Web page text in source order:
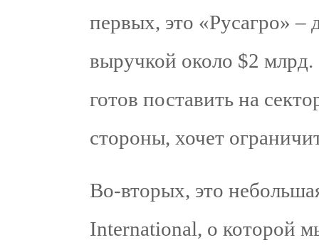
первых, это «Русагро» –
выручкой около $2
готов поставить на
стороны, хочет
Во-вторых, это
International, о которой